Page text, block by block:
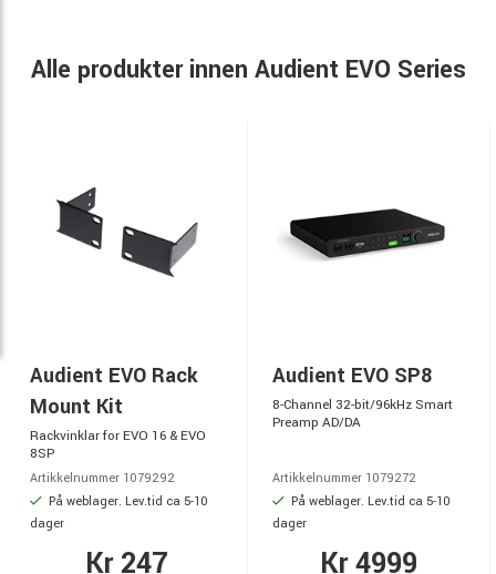
Alle produkter innen Audient EVO Series
Audient EVO Rack
Mount Kit
Rackvinklar for EVO 16 & EVO
8SP
Artikkelnummer 1079292
På weblager. Lev.tid ca 5-10
dager
Kr 247
Audient EVO SP8
8-Channel 32-bit/96kHz Smart
Preamp AD/DA
Artikkelnummer 1079272
På weblager. Lev.tid ca 5-10
dager
Kr 4999